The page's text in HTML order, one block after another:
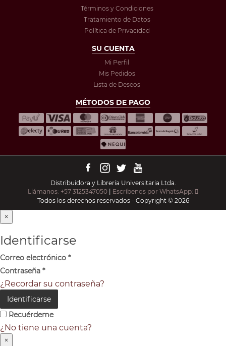
Términos y Condiciones
Tratamiento de Datos
Política de Privacidad
SU CUENTA
Mi Perfil
Mis Pedidos
Lista de Deseos
MÉTODOS DE PAGO
Distribuidora y Librería Universitaria Ltda.
Llámanos: +57 3125347050
Escríbenos por WhatsApp:
Todos los derechos reservados - Copyright © 2026
×
Identificarse
Correo electrónico *
Contraseña *
¿Recordar su contraseña?
Identificarse
Recuérdeme
¿No tiene una cuenta?
×